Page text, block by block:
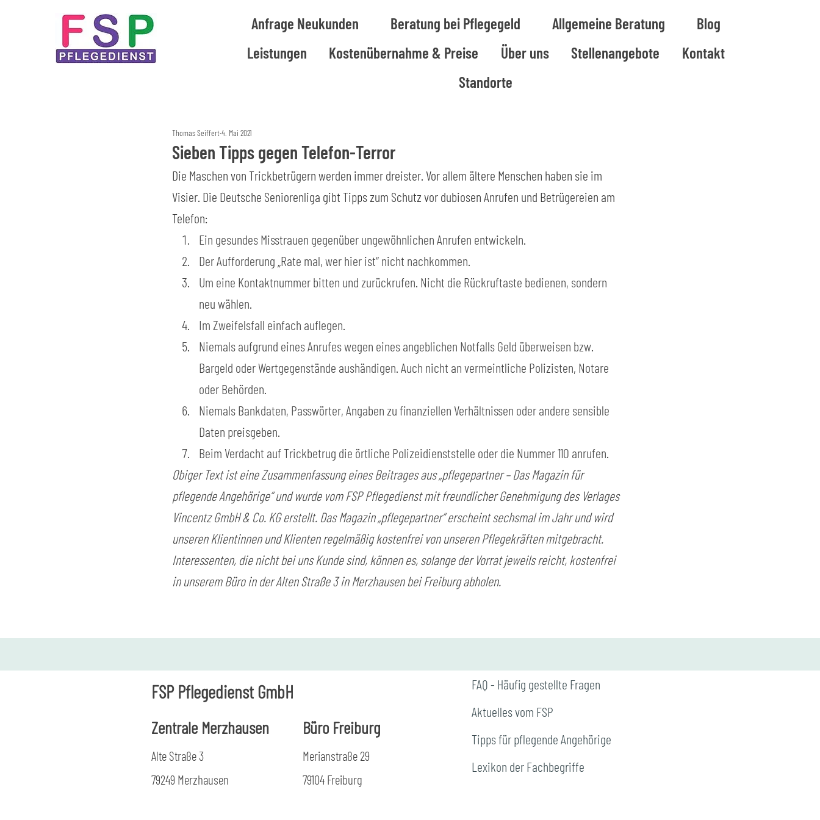
Anfrage Neukunden Beratung bei Pflegegeld Allgemeine Beratung
Blog
Leistungen
Kostenübernahme & Preise Über uns Stellenangebote
Kontakt
Standorte
Sieben Tipps gegen Telefon-Terror
Thomas Seiffert4. Mai 2021
Die Maschen von Trickbetrügern werden immer dreister. Vor allem ältere Menschen haben sie im
Visier. Die Deutsche Seniorenliga gibt Tipps zum Schutz vor dubiosen Anrufen und Betrügereien am
Telefon:
Ein gesundes Misstrauen gegenüber ungewöhnlichen Anrufen entwickeln.
Der Aufforderung „Rate mal, wer hier ist“ nicht nachkommen.
Um eine Kontaktnummer bitten und zurückrufen. Nicht die Rückruftaste bedienen, sondern
neu wählen.
Im Zweifelsfall einfach auflegen.
Niemals aufgrund eines Anrufes wegen eines angeblichen Notfalls Geld überweisen bzw.
Bargeld oder Wertgegenstände aushändigen. Auch nicht an vermeintliche Polizisten, Notare
oder Behörden.
Niemals Bankdaten, Passwörter, Angaben zu finanziellen Verhältnissen oder andere sensible
Daten preisgeben.
Beim Verdacht auf Trickbetrug die örtliche Polizeidienststelle oder die Nummer 110 anrufen.
Obiger Text ist eine Zusammenfassung eines Beitrages aus „pflegepartner – Das Magazin für
pflegende Angehörige“ und wurde vom FSP Pflegedienst mit freundlicher Genehmigung des Verlages
Vincentz GmbH & Co. KG erstellt. Das Magazin „pflegepartner“ erscheint sechsmal im Jahr und wird
unseren Klientinnen und Klienten regelmäßig kostenfrei von unseren Pflegekräften mitgebracht.
Interessenten, die nicht bei uns Kunde sind, können es, solange der Vorrat jeweils reicht, kostenfrei
in unserem Büro in der Alten Straße 3 in Merzhausen bei Freiburg abholen.
FSP Pflegedienst GmbH
Zentrale Merzhausen
Alte Straße 3
79249 Merzhausen
Büro Freiburg
Merianstraße 29
79104 Freiburg
FAQ - Häufig gestellte Fragen
Aktuelles vom FSP
Tipps für pflegende Angehörige
Lexikon der Fachbegriffe